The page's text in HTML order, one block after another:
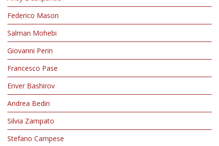
Federico Mason
Salman Mohebi
Giovanni Perin
Francesco Pase
Enver Bashirov
Andrea Bedin
Silvia Zampato
Stefano Campese